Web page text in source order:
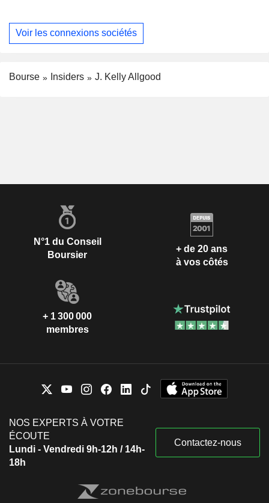
Voir les connexions sociétés
Bourse Insiders J. Kelly Allgood
N°1 du Conseil
Boursier
+ de 20 ans
à vos côtés
+ 1 300 000
membres
NOS EXPERTS À VOTRE
ÉCOUTE
Lundi - Vendredi 9h-12h / 14h-
18h
Contactez-nous